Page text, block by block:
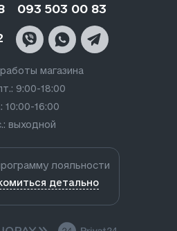
093 503 00 83
магазина
9:00-18:00
10:00-16:00
выходной
лояльности
детально